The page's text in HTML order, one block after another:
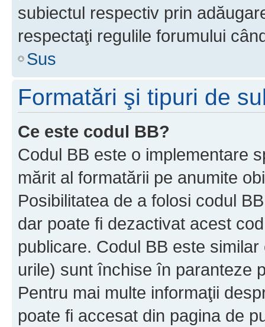
subiectul respectiv prin
respectaţi regulile forumului
Sus
Formatări şi tipuri de
Ce este codul BB?
Codul BB este o implementare
mărit al formatării pe anumite
Posibilitatea de a folosi codul
dar poate fi dezactivat acest
publicare. Codul BB este
urile) sunt închise în paranteze
Pentru mai multe informaţii
poate fi accesat din pagina de